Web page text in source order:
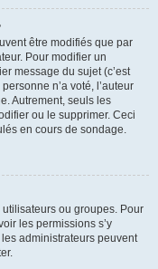
être modifiés que par
Pour modifier un
message du sujet (c’est
n’a voté, l’auteur
Autrement, seuls les
ou le supprimer. Ceci
en cours de sondage.
ou groupes. Pour
les permissions s’y
administrateurs peuvent